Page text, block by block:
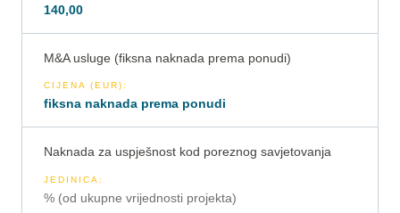
140,00
M&A usluge (fiksna naknada prema ponudi)
CIJENA (EUR):
fiksna naknada prema ponudi
Naknada za uspješnost kod poreznog savjetovanja
JEDINICA :
% (od ukupne vrijednosti projekta)